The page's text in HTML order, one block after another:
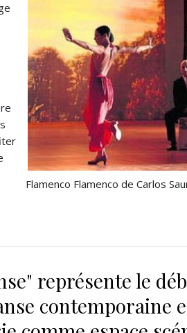
Flamenco Flamenco de Carlos
représente le
contemporaine